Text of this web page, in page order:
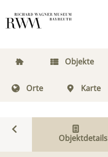
Objekte
Orte Karte
Objektdetails